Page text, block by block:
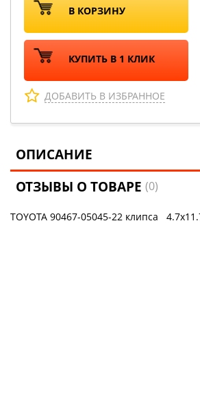
В КОРЗИНУ
КУПИТЬ В 1 КЛИК
ДОБАВИТЬ В ИЗБРАННОЕ
ОПИСАНИЕ
ОТЗЫВЫ О ТОВАРЕ(0)
TOYOTA 90467-05045-22 клипса